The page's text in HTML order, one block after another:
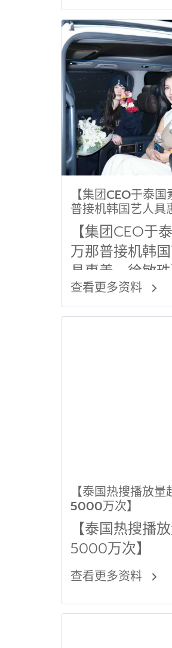
【集团CEO于泰
普接机韩国艺人具
徐敏珠】
【集团CEO于
万那普接机韩
具惠善、徐敏珠
查看更多资料
【泰国热搜播放量
5000万次】
【泰国热搜播
5000万次】
查看更多资料